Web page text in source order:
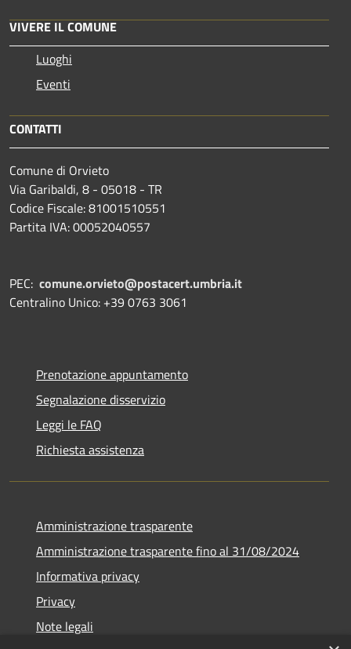
VIVERE IL COMUNE
Luoghi
Eventi
CONTATTI
Comune di Orvieto
Via Garibaldi, 8 - 05018 - TR
Codice Fiscale: 81001510551
Partita IVA: 00052040557
PEC: comune.orvieto@postacert.umbria.it
Centralino Unico: +39 0763 3061
Prenotazione appuntamento
Segnalazione disservizio
Leggi le FAQ
Richiesta assistenza
Amministrazione trasparente
Amministrazione trasparente fino al 31/08/2024
Informativa privacy
Privacy
Note legali